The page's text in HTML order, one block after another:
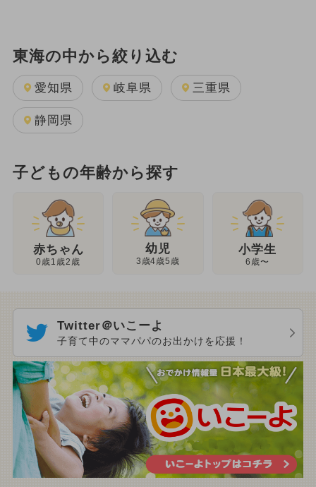
東海の中から絞り込む
愛知県 岐阜県 三重県
静岡県
子どもの年齢から探す
赤ちゃん
0歳1歳2歳
幼児
3歳4歳5歳
小学生
6歳〜
Twitter＠いこーよ
子育て中のママパパのお出かけを応援！